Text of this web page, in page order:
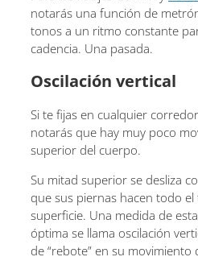
notarás una función de
tonos a un ritmo constante
cadencia. Una pasada.
Oscilación vertical
Si te fijas en cualquier
notarás que hay muy poco
superior del cuerpo.
Su mitad superior se desliza
que sus piernas hacen todo
superficie. Una medida de
óptima se llama oscilación
de “rebote” en su movimiento